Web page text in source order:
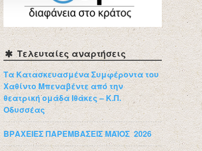
Τελευταίες αναρτήσεις
Τα Κατασκευασμένα Συμφέροντα του
Χαθίντο Μπεναβέντε από την
θεατρική ομάδα Ιθάκες – Κ.Π.
Οδυσσέας
ΒΡΑΧΕΙΕΣ ΠΑΡΕΜΒΑΣΕΙΣ ΜΑΪΟΣ 2026